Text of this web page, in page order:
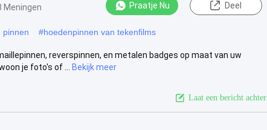
Meningen Praatje Nu Deel
pinnen #hoedenpinnen van tekenfilms
reverspinnen, en metalen badges op maat van uw
je foto's of ...
Bekijk meer
Laat een bericht achter.